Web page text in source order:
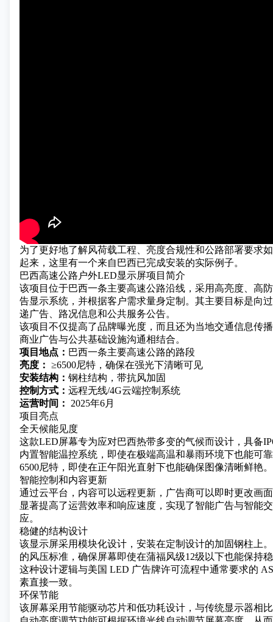
为了更好地了解风荷载工程、亮度合规性和公路部署要求
起来，这里有一个来自巴西已完成安装的实际例子。
巴西高速公路户外LED显示屏项目简介
该项目位于巴西一条主要高速公路沿线，采用高亮度、 高
告显示系统，并根据客户需求量身定制。其主要目标是向
递广告、路况信息和公共服务公告。
该项目不仅提高了品牌曝光度，而且还为当地交通信息传
商业广告与公共基础设施沟通相结合。
项目地点： 巴西一条主要高速公路的路段
亮度： ≥6500尼特，确保在强光下清晰可见
安装结构： 钢柱结构，带抗风加固
控制方式： 远程无线/4G云端控制系统
运营时间：
2025年6月
项目亮点
全天候能见度
这款LED屏幕专为应对巴西热带多变的气候而设计，具备
内置智能温控系统，即使在极端高温和暴雨环境下也能可
6500尼特，即使在正午阳光直射下也能确保图像清晰鲜艳。
智能控制和内容更新
通过云平台，内容可以远程更新，广告商可以即时更改画
显著提高了运营效率和响应速度，实现了智能广告与智能
应。
稳健的结构设计
该显示屏采用模块化设计，安装在定制设计的加固钢柱上
的风压标准，确保屏幕即使在蒲福风级12级以下也能保持
这种设计逻辑与美国 LED 广告牌许可流程中通常要求的
素直接一致。
环保节能
该屏幕采用节能驱动芯片和低功耗设计，与传统显示器相